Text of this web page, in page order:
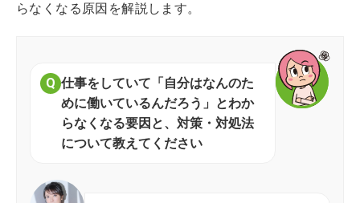
らなくなる原因を解説します。
仕事をしていて「自分はなんのた
めに働いているんだろう」とわか
らなくなる要因と、対策・対処法
について教えてください